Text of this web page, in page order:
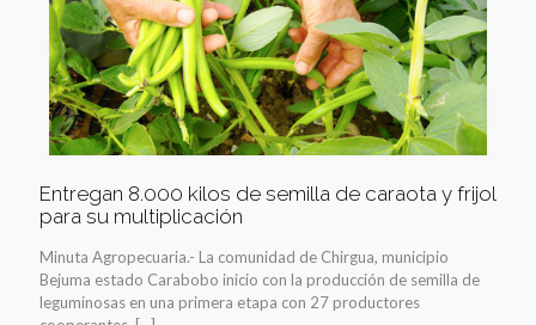
Entregan 8.000 kilos de semilla de caraota y frijol
para su multiplicación
Minuta Agropecuaria.- La comunidad de Chirgua, municipio
Bejuma estado Carabobo inicio con la producción de semilla de
leguminosas en una primera etapa con 27 productores